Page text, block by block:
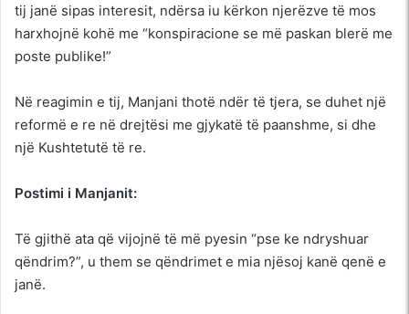
tij janë sipas interesit, ndërsa iu kërkon njerëzve të mos
harxhojnë kohë me “konspiracione se më paskan blerë me
poste publike!”
Në reagimin e tij, Manjani thotë ndër të tjera, se duhet një
reformë e re në drejtësi me gjykatë të paanshme, si dhe
një Kushtetutë të re.
Postimi i Manjanit:
Të gjithë ata që vijojnë të më pyesin “pse ke ndryshuar
qëndrim?”, u them se qëndrimet e mia njësoj kanë qenë e
janë.